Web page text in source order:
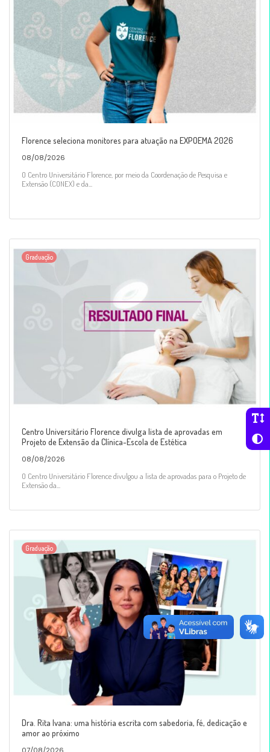
Florence seleciona monitores para atuação na EXPOEMA 2026
08/08/2026
O Centro Universitário Florence, por meio da Coordenação de Pesquisa e
Extensão (CONEX) e da...
Graduação
Centro Universitário Florence divulga lista de aprovadas em
Projeto de Extensão da Clínica-Escola de Estética
08/08/2026
O Centro Universitário Florence divulgou a lista de aprovadas para o Projeto de
Extensão da...
Graduação
Dra. Rita Ivana: uma história escrita com sabedoria, fé, dedicação e
amor ao próximo